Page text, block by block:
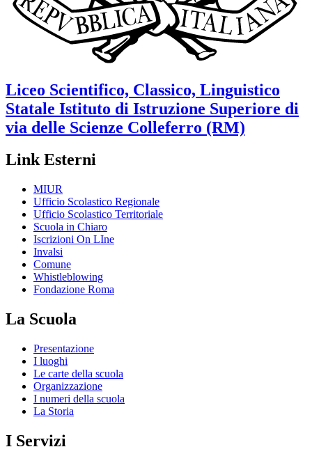
Liceo Scientifico, Classico, Linguistico
Statale Istituto di Istruzione Superiore di
via delle Scienze Colleferro (RM)
Link Esterni
MIUR
Ufficio Scolastico Regionale
Ufficio Scolastico Territoriale
Scuola in Chiaro
Iscrizioni On LIne
Invalsi
Comune
Whistleblowing
Fondazione Roma
La Scuola
Presentazione
I luoghi
Le carte della scuola
Organizzazione
I numeri della scuola
La Storia
I Servizi